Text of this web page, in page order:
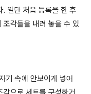
일단 처음 등록을 한 후
각들을 내려 놓을 수 있
기 속에 안보이게 넣어